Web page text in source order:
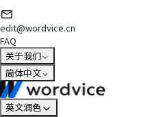
edit@wordvice.cn
FAQ
关于我们
简体中文
英文润色